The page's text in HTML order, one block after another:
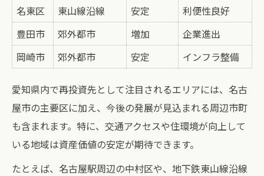
名東区
東山線沿線 安定
利便性良好
豊田市
郊外都市 増加
企業進出
岡崎市
郊外都市 安定 インフラ整備
愛知県内で再投資先として注目されるエリアには、名古
屋市の主要区に加え、今後の発展が見込まれる周辺市町
も含まれます。特に、交通アクセスや住環境が向上して
いる地域は資産価値の安定が期待できます。
たとえば、名古屋駅周辺の中村区や、地下鉄東山線沿線